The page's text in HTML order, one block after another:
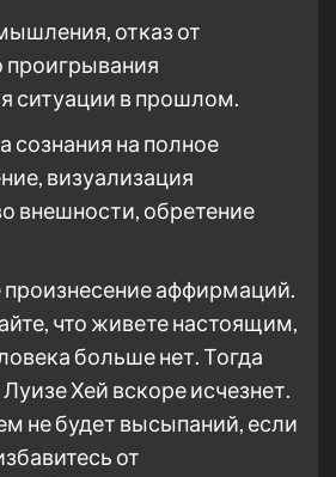
отказ от
проигрывания
ситуации в прошлом.
сознания на полное
визуализация
внешности, обретение
аффирмаций.
что живете настоящим,
больше нет. Тогда
Хей вскоре исчезнет.
не будет высыпаний, если
от